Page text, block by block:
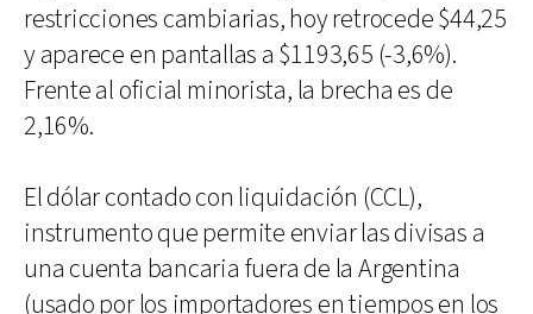
restricciones cambiarias, hoy retrocede $44,25
y aparece en pantallas a $1193,65 (-3,6%).
Frente al oficial minorista, la brecha es de
2,16%.
El dólar contado con liquidación (CCL),
instrumento que permite enviar las divisas a
una cuenta bancaria fuera de la Argentina
(usado por los importadores en tiempos en los